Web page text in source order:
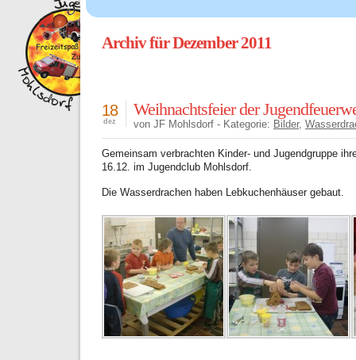
Archiv für Dezember 2011
Weihnachtsfeier der
18
dez von JF Mohlsdorf - Kategorie: Bilder,
Gemeinsam verbrachten Kinder- und Jugendgruppe
16.12. im Jugendclub Mohlsdorf.
Die Wasserdrachen haben Lebkuchenhäuser gebaut.